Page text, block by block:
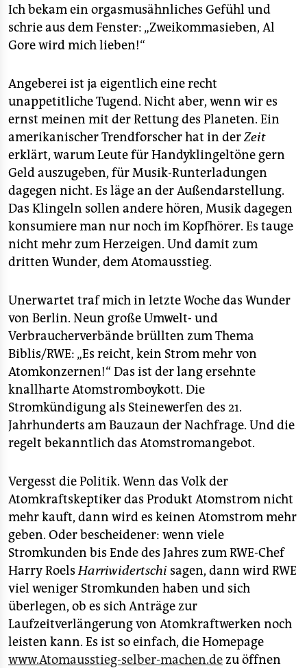
Ich bekam ein orgasmusähnliches Gefühl und
schrie aus dem Fenster: „Zweikommasieben, Al
Gore wird mich lieben!“
Angeberei ist ja eigentlich eine recht
unappetitliche Tugend. Nicht aber, wenn wir es
ernst meinen mit der Rettung des Planeten. Ein
amerikanischer Trendforscher hat in derZeit
erklärt, warum Leute für Handyklingeltöne gern
Geld auszugeben, für Musik-Runterladungen
dagegen nicht. Es läge an der Außendarstellung.
Das Klingeln sollen andere hören, Musik dagegen
konsumiere man nur noch im Kopfhörer. Es tauge
nicht mehr zum Herzeigen. Und damit zum
dritten Wunder, dem Atomausstieg.
Unerwartet traf mich in letzte Woche das Wunder
von Berlin. Neun große Umwelt- und
Verbraucherverbände brüllten zum Thema
Biblis/RWE: „Es reicht, kein Strom mehr von
Atomkonzernen!“ Das ist der lang ersehnte
knallharte Atomstromboykott. Die
Stromkündigung als Steinewerfen des 21.
Jahrhunderts am Bauzaun der Nachfrage. Und die
regelt bekanntlich das Atomstromangebot.
Vergesst die Politik. Wenn das Volk der
Atomkraftskeptiker das Produkt Atomstrom nicht
mehr kauft, dann wird es keinen Atomstrom mehr
geben. Oder bescheidener: wenn viele
Stromkunden bis Ende des Jahres zum RWE-Chef
Harry RoelsHarriwidertschi sagen, dann wird RWE
viel weniger Stromkunden haben und sich
überlegen, ob es sich Anträge zur
Laufzeitverlängerung von Atomkraftwerken noch
leisten kann. Es ist so einfach, die Homepage
www.Atomausstieg-selber-machen.dezu öffnen